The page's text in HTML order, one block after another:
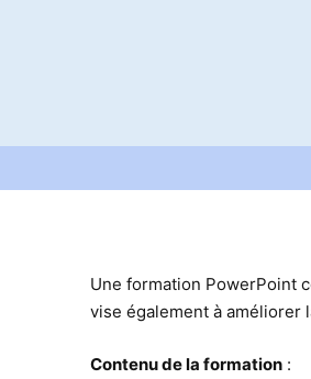
Une formation PowerPoint
vise également à améliorer
Contenu de la formation :